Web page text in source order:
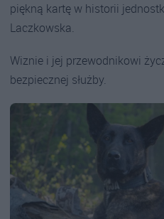
piękną kartę w historii
Laczkowska.
Wiznie i jej przewodnikowi
bezpiecznej służby.